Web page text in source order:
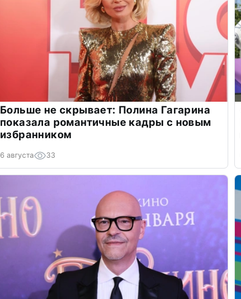
Больше не скрывает: Полина Гагарина
показала романтичные кадры с новым
избранником
6 августа 33